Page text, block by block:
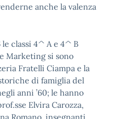
anche la valenza
classi 4^ A e 4^ B
Marketing si sono
Fratelli Ciampa e la
di famiglia del
anni ’60; le hanno
Elvira Carozza,
Romano, insegnanti